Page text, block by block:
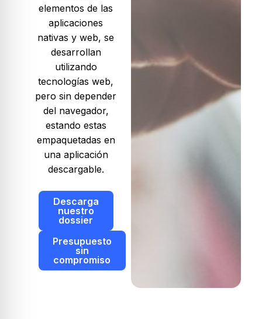
elementos de las
aplicaciones
nativas y web, se
desarrollan
utilizando
tecnologías web,
pero sin depender
del navegador,
estando estas
empaquetadas en
una aplicación
descargable.
Descarga
nuestro
dossier
Presupuesto
sin
compromiso